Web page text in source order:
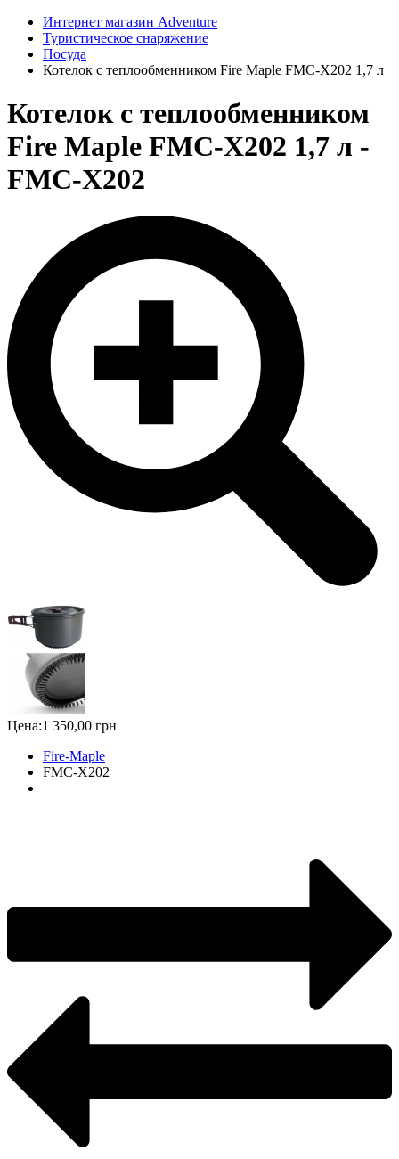
Интернет магазин Adventure
Туристическое снаряжение
Посуда
Котелок с теплообменником Fire Maple FMC-Х202 1,7 л
Котелок с теплообменником
Fire Maple FMC-Х202 1,7 л -
FMC-Х202
Цена:1 350,00 грн
Fire-Maple
FMC-Х202